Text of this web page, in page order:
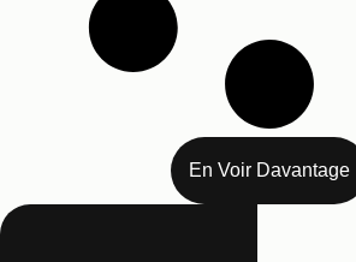
En Voir Davantage